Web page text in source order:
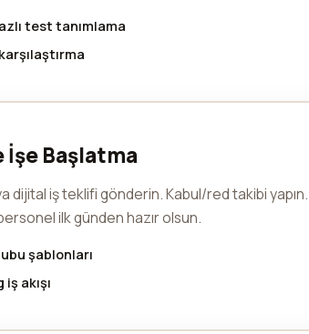
test tanımlama
İşe Başlatma
dijital iş teklifi gönderin. Kabul/red takibi
ilk günden hazır olsun.
şablonları
akışı